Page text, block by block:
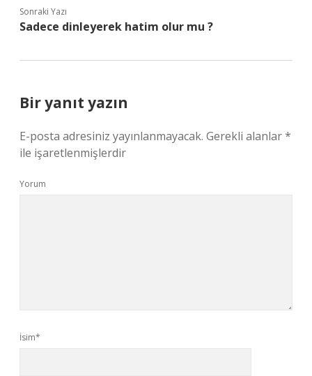
Sonraki Yazı
Sadece dinleyerek hatim olur mu ?
Bir yanıt yazın
E-posta adresiniz yayınlanmayacak. Gerekli alanlar*
ile işaretlenmişlerdir
Yorum
İsim*